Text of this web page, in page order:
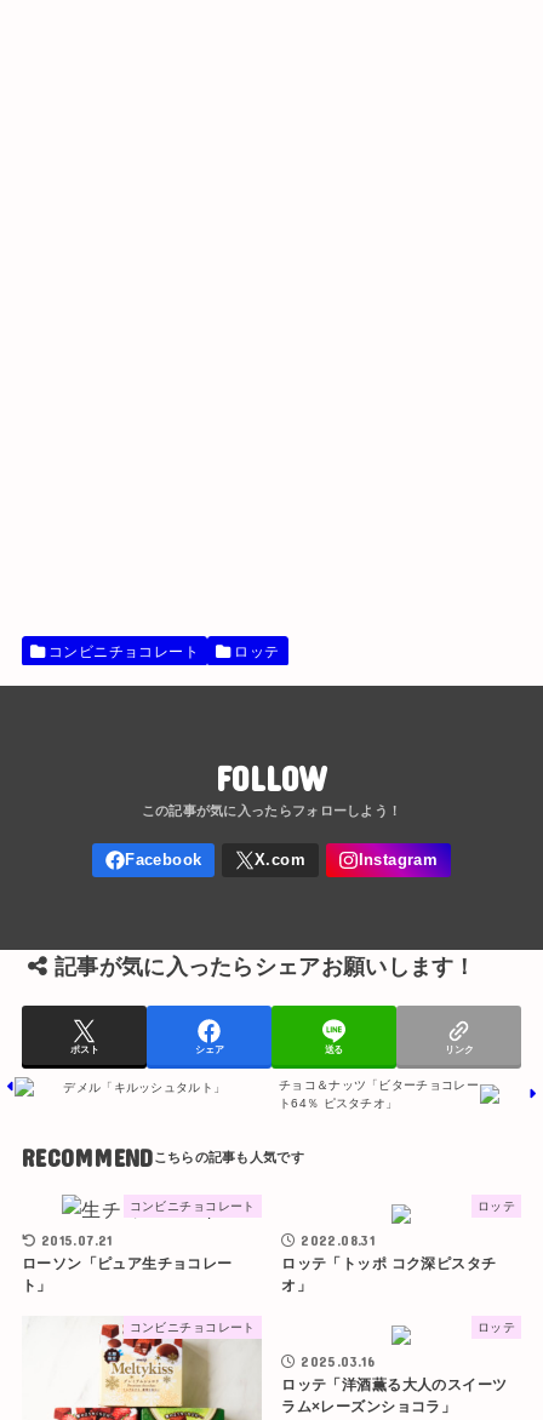
コンビニチョコレート ロッテ
FOLLOW
記事が気に入ったらシェアお願いします！
ポスト シェア 送る リンク
デメル「キルッシュタルト」
チョコ＆ナッツ「ビターチョコレー
ト64％ ピスタチオ」
RECOMMEND
コンビニチョコレート
2015.07.21
ローソン「ピュア生チョコレー
ト」
ロッテ
2022.08.31
ロッテ「トッポ コク深ピスタチ
オ」
コンビニチョコレート ロッテ
2025.03.16
ロッテ「洋酒薫る大人のスイーツ
ラム×レーズンショコラ」